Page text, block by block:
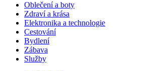
Oblečení a boty
Zdraví a krása
Elektronika a technologie
Cestování
Bydlení
Zábava
Služby